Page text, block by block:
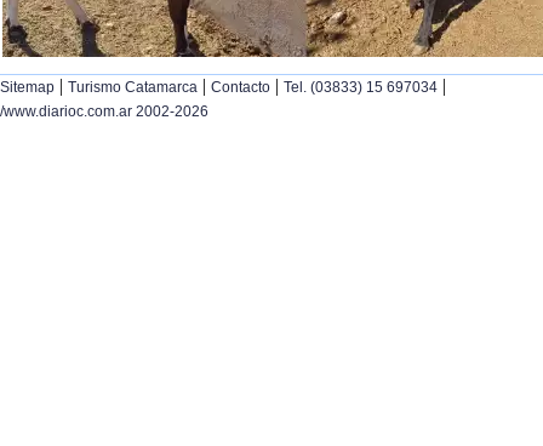
Sitemap | Turismo Catamarca | Contacto | Tel. (03833) 15 697034 |
/www.diarioc.com.ar 2002-2026